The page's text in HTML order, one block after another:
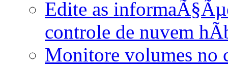
Edite as
controle de nuvem
Monitore volumes no